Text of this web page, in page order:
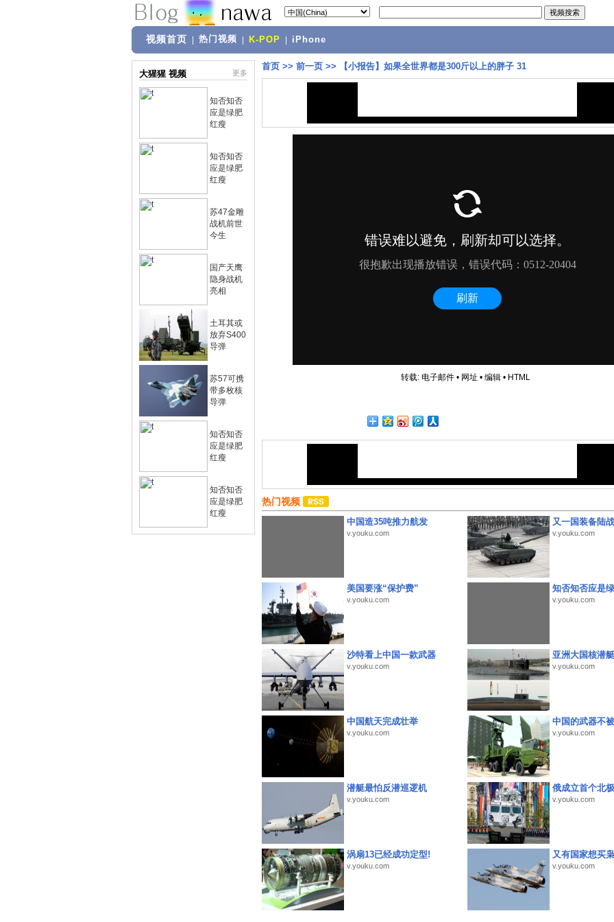
视频首页 热门视频 K-POP iPhone
大猩猩 视频 更多
知否知否
应是绿肥
红瘦
知否知否
应是绿肥
红瘦
苏47金雕
战机前世
今生
国产天鹰
隐身战机
亮相
土耳其或
放弃S400
导弹
苏57可携
带多枚核
导弹
知否知否
应是绿肥
红瘦
知否知否
应是绿肥
红瘦
首页 >> 前一页 >> 【小报告】如果全世界都是300斤以上的胖子 31
转载: 电子邮件• 网址 • 编辑• HTML
热门视频
中国造35吨推力航发
v.youku.com
又一国装备陆
v.youku.com
美国要涨“保护费”
v.youku.com
知否知否应是
v.youku.com
沙特看上中国一款武器
v.youku.com
亚洲大国核潜
v.youku.com
中国航天完成壮举
v.youku.com
中国的武器不
v.youku.com
潜艇最怕反潜巡逻机
v.youku.com
俄成立首个北
v.youku.com
涡扇13已经成功定型!
v.youku.com
又有国家想买
v.youku.com